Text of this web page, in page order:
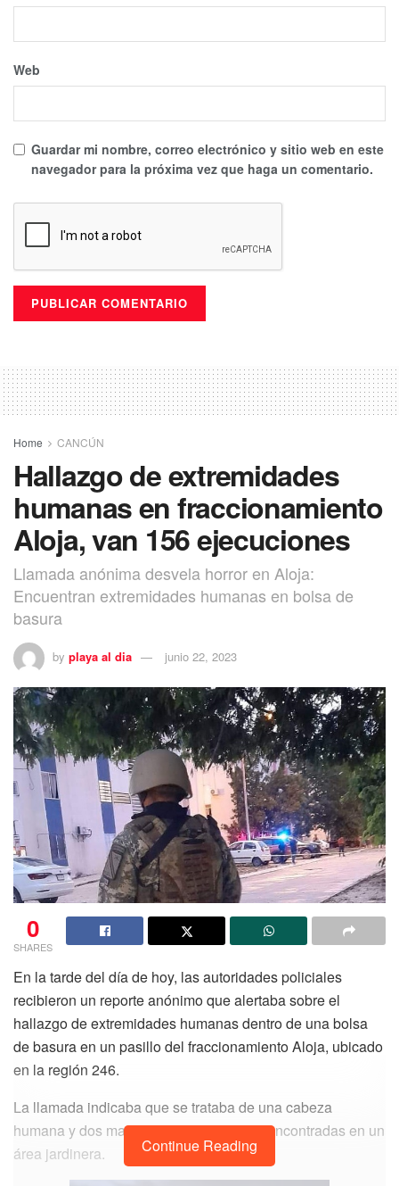
Web
Guardar mi nombre, correo electrónico y sitio web en este
navegador para la próxima vez que haga un comentario.
Home CANCÚN
Hallazgo de extremidades
humanas en fraccionamiento
Aloja, van 156 ejecuciones
Llamada anónima desvela horror en Aloja:
Encuentran extremidades humanas en bolsa de
basura
by playa al dia junio 22, 2023
0
SHARES
En la tarde del día de hoy, las autoridades policiales
recibieron un reporte anónimo que alertaba sobre el
hallazgo de extremidades humanas dentro de una bolsa
de basura en un pasillo del fraccionamiento Aloja, ubicado
en la región 246.
La llamada indicaba que se trataba de una cabeza
humana y dos manos, las cuales fueron encontradas en un
área jardinera.
Continue Reading